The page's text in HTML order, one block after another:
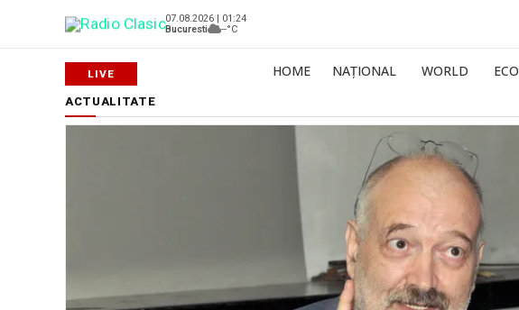
07.08.2026 | 01:24
Bucuresti
--°C
HOME NAȚIONAL WORLD
ACTUALITATE